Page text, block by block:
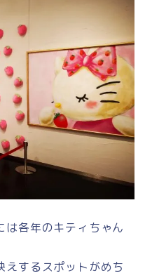
は各年のキティちゃん
えするスポットがめち